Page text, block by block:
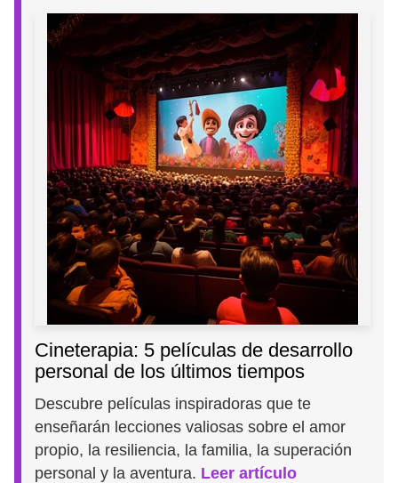
Cineterapia: 5 películas de desarrollo
personal de los últimos tiempos
Descubre películas inspiradoras que te
enseñarán lecciones valiosas sobre el amor
propio, la resiliencia, la familia, la superación
personal y la aventura. Leer artículo